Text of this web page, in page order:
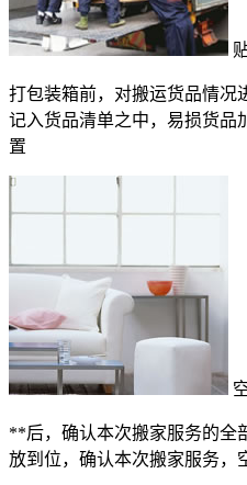
打包装箱前，对搬运货品情况
记入货品清单之中，易损货品
置
**后，确认本次搬家服务的全
放到位，确认本次搬家服务，